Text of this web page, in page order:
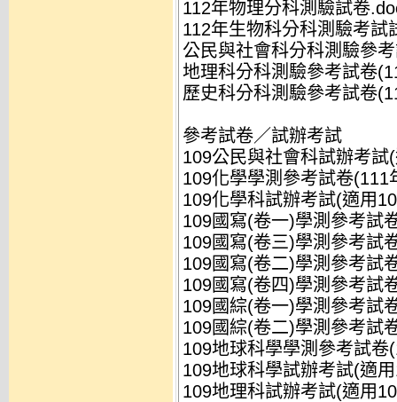
112年物理分科測驗試卷
112年生物科分科測驗考試
公民與社會科分科測驗參
地理科分科測驗參考試卷
歷史科分科測驗參考試卷
參考試卷／試辦考試
109公民與社會科試辦考試
109化學學測參考試卷(111
109化學科試辦考試(適用
109國寫(卷一)學測參考試
109國寫(卷三)學測參考試
109國寫(卷二)學測參考試
109國寫(卷四)學測參考試
109國綜(卷一)學測參考試
109國綜(卷二)學測參考試
109地球科學學測參考試卷
109地球科學試辦考試(適
109地理科試辦考試(適用